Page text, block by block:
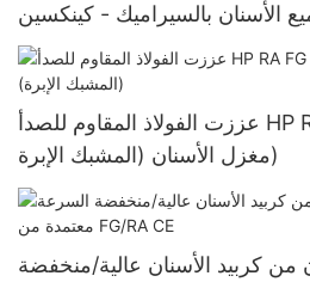
الأسنان بالسيراميك - كينكسين
عززت الفولاذ المقاوم للصدأ HP RA FG عرقوب محول
مغزل الأسنان (المشبك الإبرة)
كربيد الأسنان عالية/منخفضة